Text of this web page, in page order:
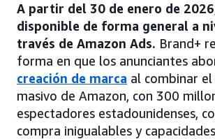
A partir del 30 de enero de
disponible de forma general a
través de Amazon Ads. Brand+
forma en que los anunciantes
creación de marca al combinar el
masivo de Amazon, con 300
espectadores estadounidenses,
compra inigualables y